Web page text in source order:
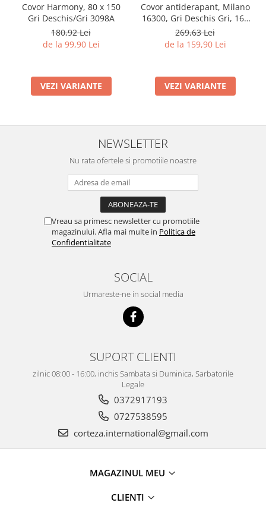
Covor Harmony, 80 x 150
Gri Deschis/Gri 3098A
180,92 Lei
de la 99,90 Lei
VEZI VARIANTE
Covor antiderapant, Milano
16300, Gri Deschis Gri, 160
x 230 cm, Grosime 4 mm
269,63 Lei
de la 159,90 Lei
VEZI VARIANTE
NEWSLETTER
Nu rata ofertele si promotiile noastre
Vreau sa primesc newsletter cu promotiile
magazinului. Afla mai multe in Politica de
Confidentialitate
SOCIAL
Urmareste-ne in social media
SUPORT CLIENTI
zilnic 08:00 - 16:00, inchis Sambata si Duminica, Sarbatorile
Legale
0372917193
0727538595
corteza.international@gmail.com
MAGAZINUL MEU
CLIENTI